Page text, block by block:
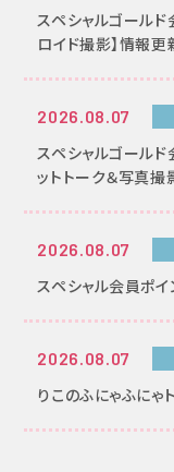
スペシャルゴール
ロイド撮影】情報更
2026.08.07
スペシャルゴール
ットトーク＆写真撮
2026.08.07
スペシャル会員ポイ
2026.08.07
りこのふにゃふにゃ